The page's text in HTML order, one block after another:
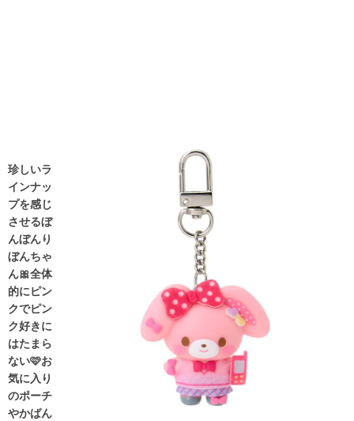
珍しいラ
インナッ
プを感じ
させるぼ
んぼんり
ぼんちゃ
ん🎀全体
的にピン
クでピン
ク好きに
はたまら
ない🩷お
気に入り
のポーチ
やかばん